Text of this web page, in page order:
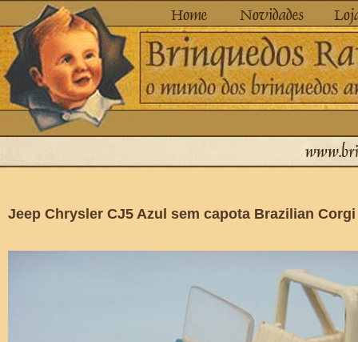
Jeep Chrysler CJ5 Azul sem capota Brazilian